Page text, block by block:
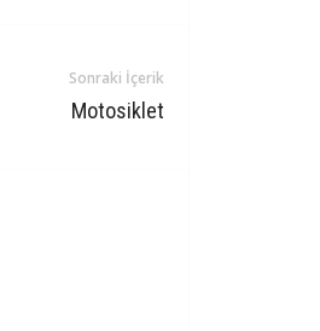
Sonraki İçerik
Motosiklet